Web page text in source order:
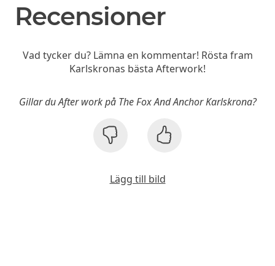
Recensioner
Vad tycker du? Lämna en kommentar! Rösta fram
Karlskronas bästa Afterwork!
Gillar du After work på The Fox And Anchor Karlskrona?
Lägg till bild